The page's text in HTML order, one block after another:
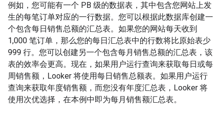
例如，您可能有一个 PB 级的数据表，其中包含您网站上发
生的每笔订单对应的一行数据。您可以根据此数据库创建一
个包含每日销售总额的汇总表。如果您的网站每天收到
1,000 笔订单，那么您的每日汇总表中的行数将比原始表少
999 行。您可以创建另一个包含每月销售总额的汇总表，该
表的效率会更高。现在，如果用户运行查询来获取每日或每
周销售额，Looker 将使用每日销售总额表。如果用户运行
查询来获取年度销售额，而您没有年度汇总表，Looker 将
使用次优选择，在本例中即为每月销售额汇总表。